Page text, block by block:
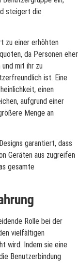
steigert die
zu einer erhöhten
da Personen eher
mit ihr zu
ist. Eine
einen
aufgrund einer
Menge an
garantiert, dass
Geräten aus zugreifen
gesamte
Rolle bei der
vielfältigen
wird. Indem sie eine
Benutzerbindung